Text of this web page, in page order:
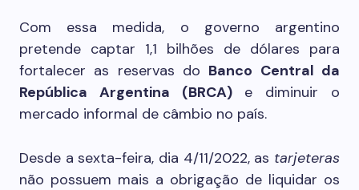
Com essa medida, o governo argentino
pretende captar 1,1 bilhões de dólares para
fortalecer as reservas do Banco Central da
República Argentina (BRCA)e diminuir o
mercado informal de câmbio no país.
Desde a sexta-feira, dia 4/11/2022, as tarjeteras
não possuem mais a obrigação de liquidar os